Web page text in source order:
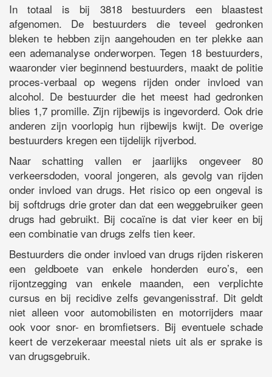
In totaal is bij 3818 bestuurders een blaastest
afgenomen. De bestuurders die teveel gedronken
bleken te hebben zijn aangehouden en ter plekke aan
een ademanalyse onderworpen. Tegen 18 bestuurders,
waaronder vier beginnend bestuurders, maakt de politie
proces-verbaal op wegens rijden onder invloed van
alcohol. De bestuurder die het meest had gedronken
blies 1,7 promille. Zijn rijbewijs is ingevorderd. Ook drie
anderen zijn voorlopig hun rijbewijs kwijt. De overige
bestuurders kregen een tijdelijk rijverbod.
Naar schatting vallen er jaarlijks ongeveer 80
verkeersdoden, vooral jongeren, als gevolg van rijden
onder invloed van drugs. Het risico op een ongeval is
bij softdrugs drie groter dan dat een weggebruiker geen
drugs had gebruikt. Bij cocaïne is dat vier keer en bij
een combinatie van drugs zelfs tien keer.
Bestuurders die onder invloed van drugs rijden riskeren
een geldboete van enkele honderden euro’s, een
rijontzegging van enkele maanden, een verplichte
cursus en bij recidive zelfs gevangenisstraf. Dit geldt
niet alleen voor automobilisten en motorrijders maar
ook voor snor- en bromfietsers. Bij eventuele schade
keert de verzekeraar meestal niets uit als er sprake is
van drugsgebruik.